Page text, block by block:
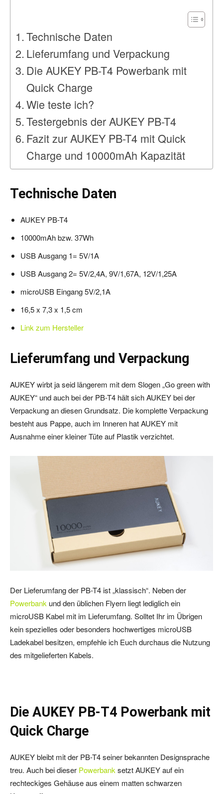
Technische Daten
Lieferumfang und Verpackung
Die AUKEY PB-T4 Powerbank mit
Quick Charge
Wie teste ich?
Testergebnis der AUKEY PB-T4
Fazit zur AUKEY PB-T4 mit Quick
Charge und 10000mAh Kapazität
Technische Daten
AUKEY PB-T4
10000mAh bzw. 37Wh
USB Ausgang 1= 5V/1A
USB Ausgang 2= 5V/2,4A, 9V/1,67A, 12V/1,25A
microUSB Eingang 5V/2,1A
16,5 x 7,3 x 1,5 cm
Link zum Hersteller
Lieferumfang und Verpackung
AUKEY wirbt ja seid längerem mit dem Slogen „Go green with
AUKEY“ und auch bei der PB-T4 hält sich AUKEY bei der
Verpackung an diesen Grundsatz. Die komplette Verpackung
besteht aus Pappe, auch im Inneren hat AUKEY mit
Ausnahme einer kleiner Tüte auf Plastik verzichtet.
Der Lieferumfang der PB-T4 ist „klassisch“. Neben der
Powerbank und den üblichen Flyern liegt lediglich ein
microUSB Kabel mit im Lieferumfang. Solltet Ihr im Übrigen
kein spezielles oder besonders hochwertiges microUSB
Ladekabel besitzen, empfehle ich Euch durchaus die Nutzung
des mitgelieferten Kabels.
Die AUKEY PB-T4 Powerbank mit
Quick Charge
AUKEY bleibt mit der PB-T4 seiner bekannten Designsprache
treu. Auch bei dieser Powerbank setzt AUKEY auf ein
rechteckiges Gehäuse aus einem matten schwarzen